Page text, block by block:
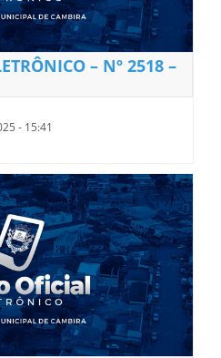
– Nº 2518 –
- 15:41